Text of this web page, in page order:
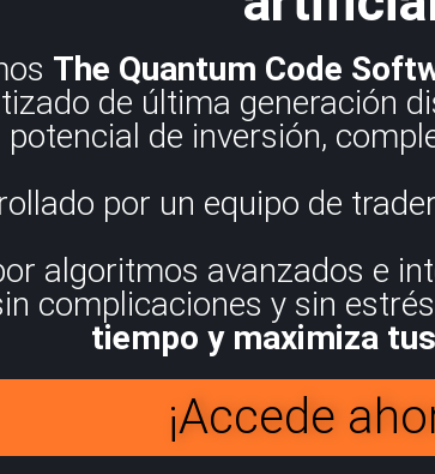
The Quantum Code
de última generación
potencial de inversión,
por un equipo de
algoritmos avanzados e
complicaciones y sin
tiempo y maximiza
¡Accede